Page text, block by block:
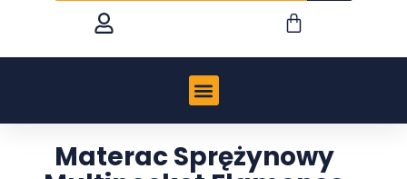
Materac Sprężynowy